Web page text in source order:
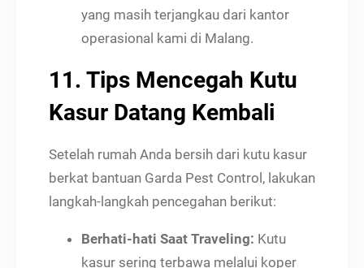
yang masih terjangkau dari kantor
operasional kami di Malang.
11. Tips Mencegah Kutu
Kasur Datang Kembali
Setelah rumah Anda bersih dari kutu kasur
berkat bantuan Garda Pest Control, lakukan
langkah-langkah pencegahan berikut:
Berhati-hati Saat Traveling: Kutu
kasur sering terbawa melalui koper